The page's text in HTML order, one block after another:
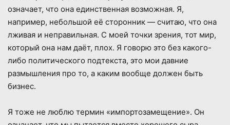
означает, что она единственная возможная. Я,
например, небольшой её сторонник — считаю, что она
лживая и неправильная. С моей точки зрения, тот мир,
который она нам даёт, плох. Я говорю это без какого-
либо политического подтекста, это мои давние
размышления про то, а каким вообще должен быть
бизнес.
Я тоже не люблю термин «импортозамещение». Он